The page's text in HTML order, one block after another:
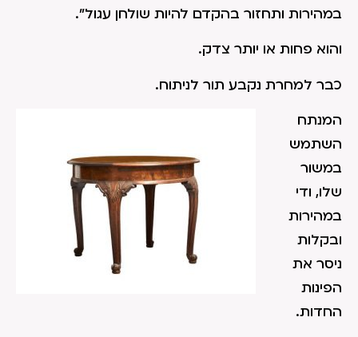
במהירות ותחזור בהקדם להיות שולחן עגול".
והוא פחות או יותר צדק.
כבר למחרת נקבע תור לניתוח.
המנתח
השתמש
במשור
שלו, ודי
במהירות
ובקלות
ניסר את
הפינות
החדות.